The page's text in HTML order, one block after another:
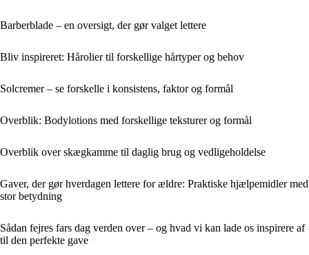
Barberblade – en oversigt, der gør valget lettere
Bliv inspireret: Hårolier til forskellige hårtyper og behov
Solcremer – se forskelle i konsistens, faktor og formål
Overblik: Bodylotions med forskellige teksturer og formål
Overblik over skægkamme til daglig brug og vedligeholdelse
Gaver, der gør hverdagen lettere for ældre: Praktiske hjælpemidler med
stor betydning
Sådan fejres fars dag verden over – og hvad vi kan lade os inspirere af
til den perfekte gave